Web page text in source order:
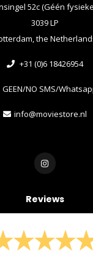
52c (Géén
3039 LP
the
+31 (0)6 18426954
GEEN/NO SMS/
info@moviestore.nl
Reviews